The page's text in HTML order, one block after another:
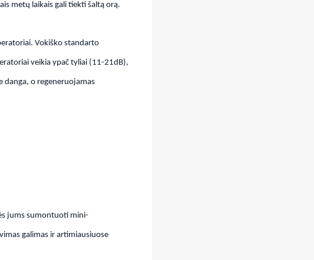
metų laikais gali tiekti šaltą orą.
Vokiško standarto
veikia ypač tyliai (11-21dB),
danga, o regeneruojamas
jums sumontuoti mini-
galimas ir artimiausiuose